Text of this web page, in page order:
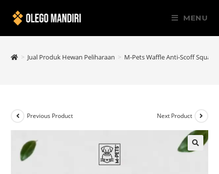
MENU
> Jual Produk Hewan Peliharaan > M-Pets Waffle Anti-Scoff
Previous Product Next Product
🔍